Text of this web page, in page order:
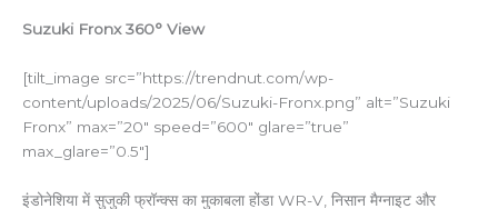
Suzuki Fronx 360° View
[tilt_image src=”https://trendnut.com/wp-
content/uploads/2025/06/Suzuki-Fronx.png” alt=”Suzuki
Fronx” max=”20″ speed=”600″ glare=”true”
max_glare=”0.5″]
इंडोनेशिया में सुजुकी फ्रॉन्क्स का मुकाबला होंडा WR-V, निसान मैग्नाइट और